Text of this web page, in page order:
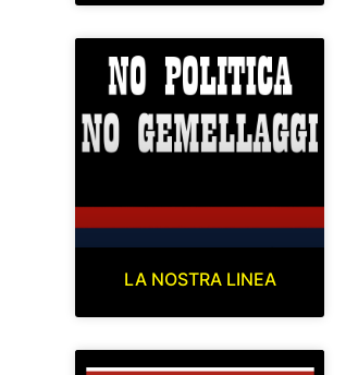
LA NOSTRA LINEA